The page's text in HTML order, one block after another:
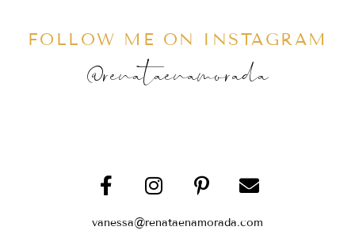
FOLLOW ME ON INSTAGRAM
@renataenamorada
vanessa@renataenamorada.com